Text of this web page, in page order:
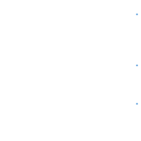
·
·
·